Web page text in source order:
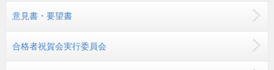
意見書・要望書
合格者祝賀会実行委員会